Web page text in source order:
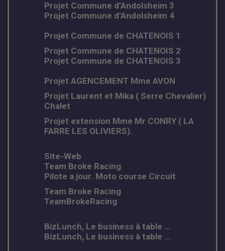
Projet Commune d’Andolsheim 3
Projet Commune d’Andolsheim 4
Projet Commune de CHATENOIS 1
Projet Commune de CHATENOIS 2
Projet Commune de CHATENOIS 3
Projet AGENCEMENT Mme AVON
Projet Laurent et Mika ( Serre Chevalier)
Chalet
Projet extension Mme Mr CONRY ( LA
FARRE LES OLIVIERS).
Site-Web
Team Broke Racing
Pilote a jour. Moto course Circuit
Team Broke Racing
TeamBrokeRacing
BizLunch, Le business à table …
BizLunch, Le business à table …